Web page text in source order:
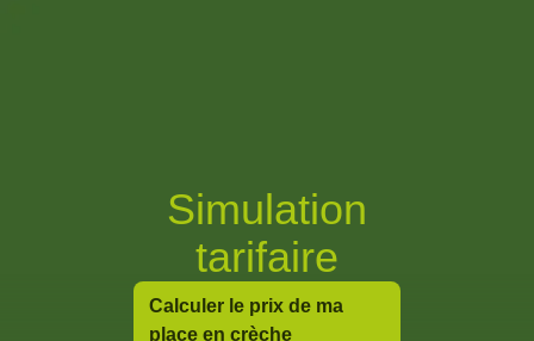
Simulation
tarifaire
Calculer le prix de ma
place en crèche